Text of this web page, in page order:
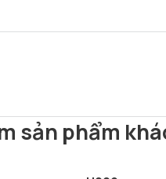
sản phẩm